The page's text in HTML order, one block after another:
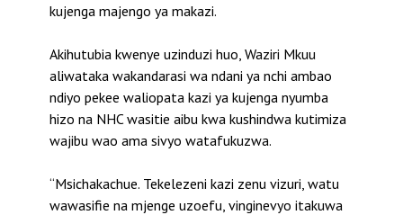
kujenga majengo ya makazi.
Akihutubia kwenye uzinduzi huo, Waziri Mkuu
aliwataka wakandarasi wa ndani ya nchi ambao
ndiyo pekee waliopata kazi ya kujenga nyumba
hizo na NHC wasitie aibu kwa kushindwa kutimiza
wajibu wao ama sivyo watafukuzwa.
“Msichakachue. Tekelezeni kazi zenu vizuri, watu
wawasifie na mjenge uzoefu, vinginevyo itakuwa